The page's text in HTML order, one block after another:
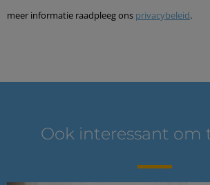
meer informatie raadpleeg ons privacybeleid.
Ook interessant om